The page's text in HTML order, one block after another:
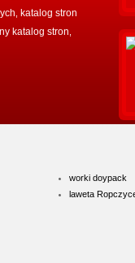
katalog stron
katalog stron
worki doypack
laweta